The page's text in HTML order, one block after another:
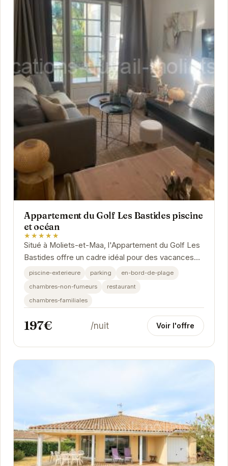
Appartement du Golf Les Bastides piscine
et océan
★★★★★
Situé à Moliets-et-Maa, l'Appartement du Golf Les
Bastides offre un cadre idéal pour des vacances
relaxantes. Avec sa piscine extérieure, son...
piscine-exterieure parking
en-bord-de-plage
chambres-non-fumeurs
restaurant
chambres-familiales
197€ /nuit Voir l'offre